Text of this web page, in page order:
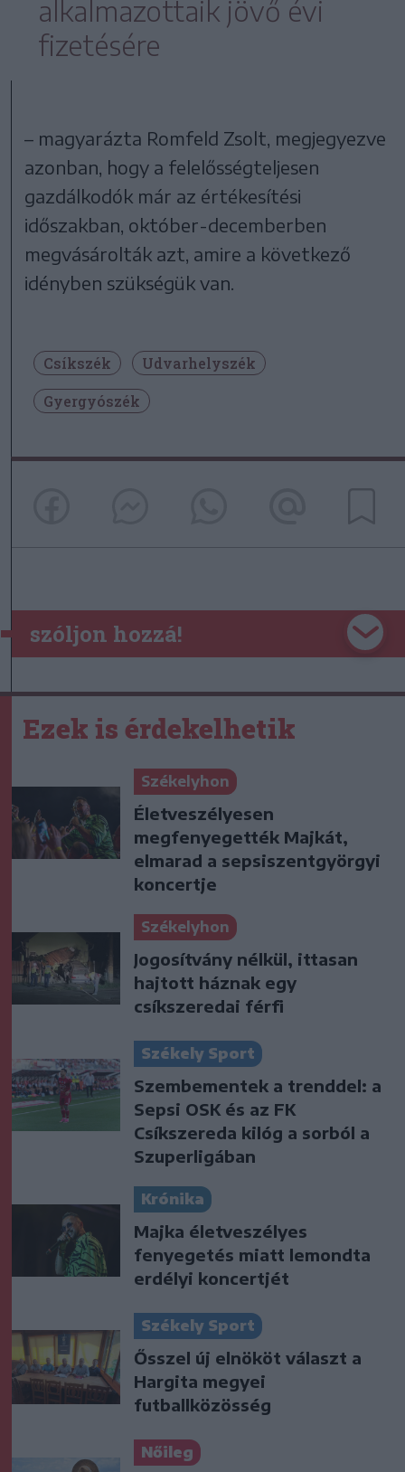
alkalmazottaik jövő évi
fizetésére
– magyarázta Romfeld Zsolt, megjegyezve
azonban, hogy a felelősségteljesen
gazdálkodók már az értékesítési
időszakban, október-decemberben
megvásárolták azt, amire a következő
idényben szükségük van.
Csíkszék
Udvarhelyszék
Gyergyószék
szóljon hozzá!
Ezek is érdekelhetik
Székelyhon
Életveszélyesen
megfenyegették Majkát,
elmarad a sepsiszentgyörgyi
koncertje
Székelyhon
Jogosítvány nélkül, ittasan
hajtott háznak egy
csíkszeredai férfi
Székely Sport
Szembementek a trenddel: a
Sepsi OSK és az FK
Csíkszereda kilóg a sorból a
Szuperligában
Krónika
Majka életveszélyes
fenyegetés miatt lemondta
erdélyi koncertjét
Székely Sport
Ősszel új elnököt választ a
Hargita megyei
futballközösség
Nőileg